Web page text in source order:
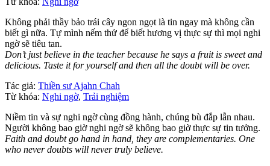
Không phải thầy bảo trái cây ngon ngọt là tin ngay mà không cần
biết gì nữa. Tự mình nếm thử để biết hương vị thực sự thì mọi nghi
ngờ sẽ tiêu tan.
Don’t just believe in the teacher because he says a fruit is sweet and
delicious. Taste it for yourself and then all the doubt will be over.
Tác giả: Thiền sư Ajahn Chah
Từ khóa: Nghi ngờ, Trải nghiệm
Niềm tin và sự nghi ngờ cùng đồng hành, chúng bù đắp lẫn nhau.
Người không bao giờ nghi ngờ sẽ không bao giờ thực sự tin tưởng.
Faith and doubt go hand in hand, they are complementaries. One
who never doubts will never truly believe.